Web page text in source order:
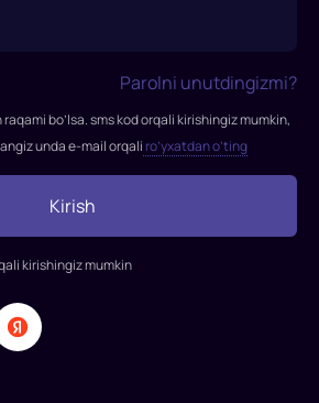
Parolni unutdingizmi?
bo’lsa. sms kod orqali kirishingiz mumkin,
unda e-mail orqali ro’yxatdan o’ting
Kirish
kirishingiz mumkin